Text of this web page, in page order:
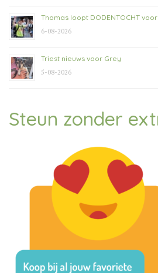
Thomas loopt DODENTOCHT
6-08-2026
Triest nieuws voor Grey
5-08-2026
Steun zonder